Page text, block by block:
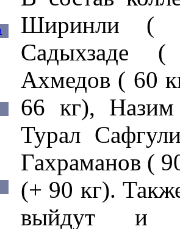
Ширинли (
Садыхзаде
Ахмедов ( 60
66 кг),
Турал
Гахраманов (
(+ 90 кг).
выйдут и